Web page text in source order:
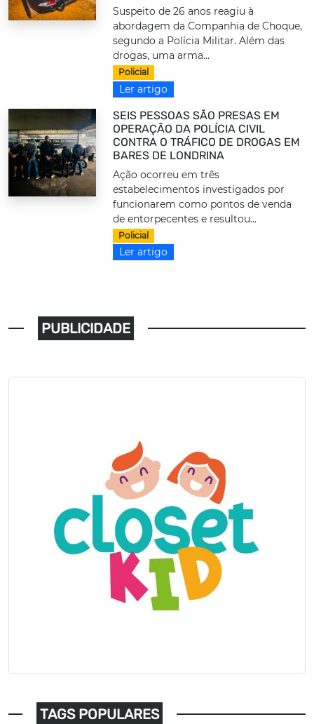
Suspeito de 26 anos reagiu à
abordagem da Companhia de Choque,
segundo a Polícia Militar. Além das
drogas, uma arma...
Policial
Ler artigo
SEIS PESSOAS SÃO PRESAS EM
OPERAÇÃO DA POLÍCIA CIVIL
CONTRA O TRÁFICO DE DROGAS EM
BARES DE LONDRINA
Ação ocorreu em três
estabelecimentos investigados por
funcionarem como pontos de venda
de entorpecentes e resultou...
Policial
Ler artigo
PUBLICIDADE
TAGS POPULARES